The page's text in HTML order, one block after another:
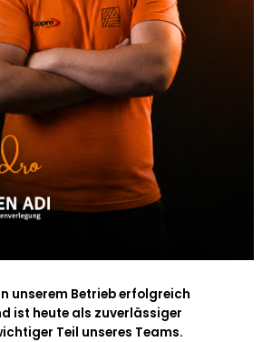
unserem Betrieb erfolgreich
ist heute als zuverlässiger
Teil unseres Teams.